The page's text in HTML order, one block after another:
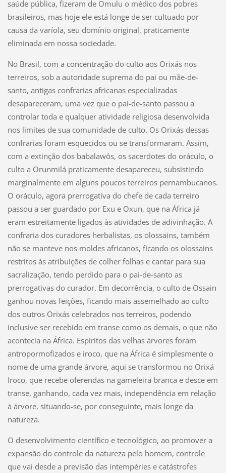
saúde pública, fizeram de Omulu o médico dos pobres
brasileiros, mas hoje ele está longe de ser cultuado por
causa da varíola, seu domínio original, praticamente
eliminada em nossa sociedade.
No Brasil, com a concentração do culto aos Orixás nos
terreiros, sob a autoridade suprema do pai ou mãe-de-
santo, antigas confrarias africanas especializadas
desapareceram, uma vez que o pai-de-santo passou a
controlar toda e qualquer atividade religiosa desenvolvida
nos limites de sua comunidade de culto. Os Orixás dessas
confrarias foram esquecidos ou se transformaram. Assim,
com a extinção dos babalawôs, os sacerdotes do oráculo, o
culto a Orunmilá praticamente desapareceu, subsistindo
marginalmente em alguns poucos terreiros pernambucanos.
O oráculo, agora prerrogativa do chefe de cada terreiro
passou a ser guardado por Exu e Oxun, que na África já
eram estreitamente ligados às atividades de adivinhação. A
confraria dos curadores herbalistas, os olossains, também
não se manteve nos moldes africanos, ficando os olossains
restritos às atribuições de colher folhas e cantar para sua
sacralização, tendo perdido para o pai-de-santo as
prerrogativas do curador. Em decorrência, o culto de Ossain
ganhou novas feições, ficando mais assemelhado ao culto
dos outros Orixás celebrados nos terreiros, podendo
inclusive ser recebido em transe como os demais, o que não
acontecia na África. Espíritos das velhas árvores foram
antropormofizados e iroco, que na África é simplesmente o
nome de uma grande árvore, aqui se transformou no Orixá
Iroco, que recebe oferendas na gameleira branca e desce em
transe, ganhando, cada vez mais, independência em relação
à árvore, situando-se, por conseguinte, mais longe da
natureza.
O desenvolvimento científico e tecnológico, ao promover a
expansão do controle da natureza pelo homem, controle
que vai desde a previsão das intempéries e catástrofes